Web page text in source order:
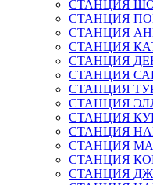
СТАНЦИЯ
СТАНЦИЯ
СТАНЦИЯ
СТАНЦИЯ
СТАНЦИЯ
СТАНЦИЯ
СТАНЦИЯ
СТАНЦИЯ
СТАНЦИЯ
СТАНЦИЯ
СТАНЦИЯ
СТАНЦИЯ
СТАНЦИЯ